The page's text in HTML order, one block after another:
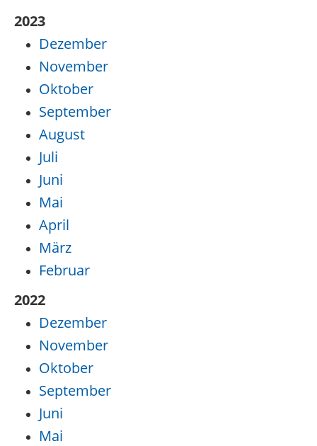
2023
Dezember
November
Oktober
September
August
Juli
Juni
Mai
April
März
Februar
2022
Dezember
November
Oktober
September
Juni
Mai